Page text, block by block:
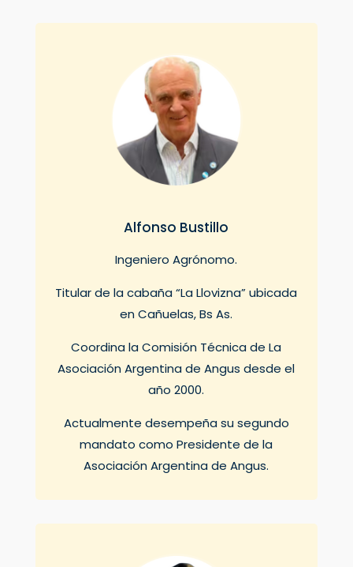
Alfonso Bustillo
Ingeniero Agrónomo.
Titular de la cabaña “La Llovizna” ubicada
en Cañuelas, Bs As.
Coordina la Comisión Técnica de La
Asociación Argentina de Angus desde el
año 2000.
Actualmente desempeña su segundo
mandato como Presidente de la
Asociación Argentina de Angus.